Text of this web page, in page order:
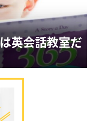
英会話教室だ